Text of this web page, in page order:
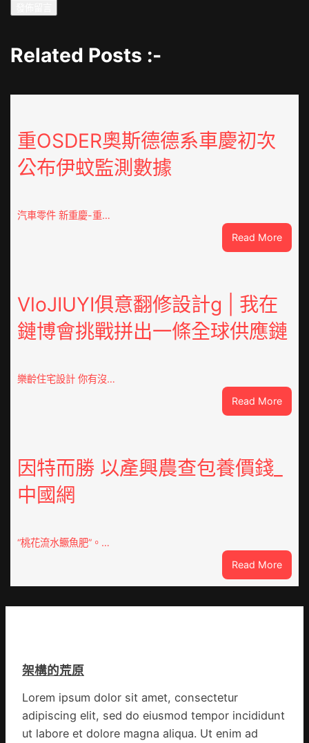
Related Posts :-
重OSDER奧斯德德系車慶初次
公布伊蚊監測數據
汽車零件 新重慶-重…
Read More:
重
德
系
初
次
公
監
VloJIUYI俱意翻修設計g | 我在
鏈博會挑戰拼出一條全球供應鏈
樂齡住宅設計 你有沒…
Read More:
修
我
在
鏈
全
因特而勝 以產興農查包養價錢_
中國網
“桃花流水鱖魚肥”。…
Read More:
因
而
包
架構的荒原
Lorem ipsum dolor sit amet, consectetur
adipiscing elit, sed do eiusmod tempor incididunt
ut labore et dolore magna aliqua. Ut enim ad